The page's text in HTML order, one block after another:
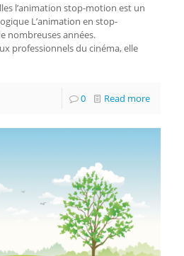
l’animation stop-motion est un
L’animation en stop-
nombreuses années.
professionnels du cinéma, elle
0 Read more